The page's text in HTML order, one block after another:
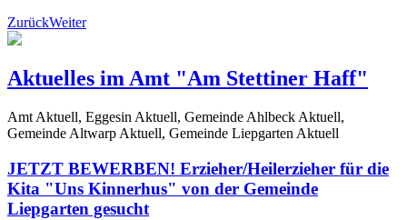
ZurückWeiter
Aktuelles im Amt "Am Stettiner Haff"
Amt Aktuell, Eggesin Aktuell, Gemeinde Ahlbeck Aktuell,
Gemeinde Altwarp Aktuell, Gemeinde Liepgarten Aktuell
JETZT BEWERBEN! Erzieher/Heilerzieher für die
Kita "Uns Kinnerhus" von der Gemeinde
Liepgarten gesucht